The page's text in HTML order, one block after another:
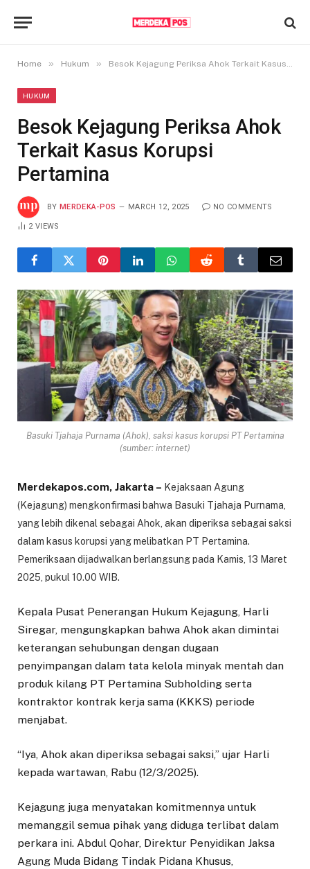
Home » Hukum » Besok Kejagung Periksa Ahok Terkait Kasus Korupsi Pertamina
HUKUM
Besok Kejagung Periksa Ahok
Terkait Kasus Korupsi
Pertamina
BY MERDEKA-POS MARCH 12, 2025 NO COMMENTS
2VIEWS
Basuki Tjahaja Purnama (Ahok), saksi kasus korupsi PT Pertamina
(sumber: internet)
Merdekapos.com, Jakarta – Kejaksaan Agung
(Kejagung) mengkonfirmasi bahwa Basuki Tjahaja Purnama,
yang lebih dikenal sebagai Ahok, akan diperiksa sebagai saksi
dalam kasus korupsi yang melibatkan PT Pertamina.
Pemeriksaan dijadwalkan berlangsung pada Kamis, 13 Maret
2025, pukul 10.00 WIB.
Kepala Pusat Penerangan Hukum Kejagung, Harli
Siregar, mengungkapkan bahwa Ahok akan dimintai
keterangan sehubungan dengan dugaan
penyimpangan dalam tata kelola minyak mentah dan
produk kilang PT Pertamina Subholding serta
kontraktor kontrak kerja sama (KKKS) periode
menjabat.
“Iya, Ahok akan diperiksa sebagai saksi,” ujar Harli
kepada wartawan, Rabu (12/3/2025).
Kejagung juga menyatakan komitmennya untuk
memanggil semua pihak yang diduga terlibat dalam
perkara ini. Abdul Qohar, Direktur Penyidikan Jaksa
Agung Muda Bidang Tindak Pidana Khusus,